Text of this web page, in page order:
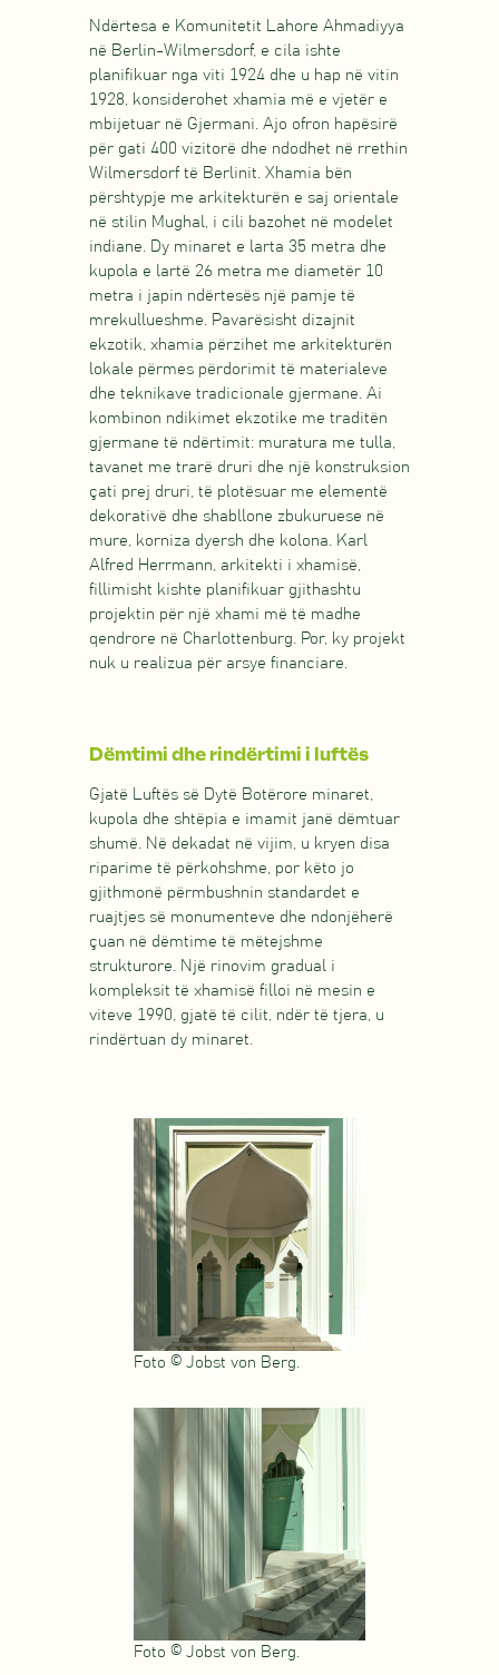
Ndërtesa e Komunitetit Lahore Ahmadiyya
në Berlin-Wilmersdorf, e cila ishte
planifikuar nga viti 1924 dhe u hap në vitin
1928, konsiderohet xhamia më e vjetër e
mbijetuar në Gjermani. Ajo ofron hapësirë
për gati 400 vizitorë dhe ndodhet në rrethin
Wilmersdorf të Berlinit. Xhamia bën
përshtypje me arkitekturën e saj orientale
në stilin Mughal, i cili bazohet në modelet
indiane. Dy minaret e larta 35 metra dhe
kupola e lartë 26 metra me diametër 10
metra i japin ndërtesës një pamje të
mrekullueshme. Pavarësisht dizajnit
ekzotik, xhamia përzihet me arkitekturën
lokale përmes përdorimit të materialeve
dhe teknikave tradicionale gjermane. Ai
kombinon ndikimet ekzotike me traditën
gjermane të ndërtimit: muratura me tulla,
tavanet me trarë druri dhe një konstruksion
çati prej druri, të plotësuar me elementë
dekorativë dhe shabllone zbukuruese në
mure, korniza dyersh dhe kolona. Karl
Alfred Herrmann, arkitekti i xhamisë,
fillimisht kishte planifikuar gjithashtu
projektin për një xhami më të madhe
qendrore në Charlottenburg. Por, ky projekt
nuk u realizua për arsye financiare.
Dëmtimi dhe rindërtimi i luftës
Gjatë Luftës së Dytë Botërore minaret,
kupola dhe shtëpia e imamit janë dëmtuar
shumë. Në dekadat në vijim, u kryen disa
riparime të përkohshme, por këto jo
gjithmonë përmbushnin standardet e
ruajtjes së monumenteve dhe ndonjëherë
çuan në dëmtime të mëtejshme
strukturore. Një rinovim gradual i
kompleksit të xhamisë filloi në mesin e
viteve 1990, gjatë të cilit, ndër të tjera, u
rindërtuan dy minaret.
Foto © Jobst von Berg.
Foto © Jobst von Berg.